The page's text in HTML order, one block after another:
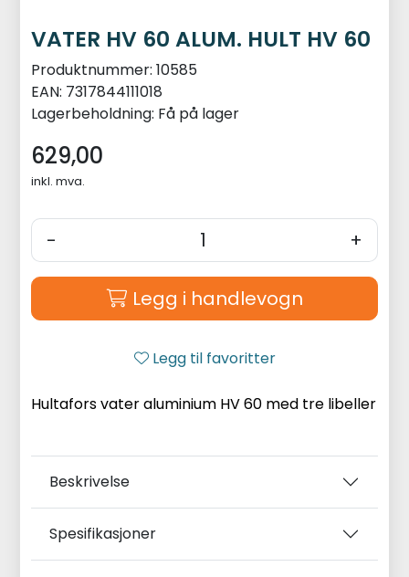
VATER HV 60 ALUM. HULT HV 60
Produktnummer: 10585
EAN: 7317844111018
Lagerbeholdning: Få på lager
629,00
inkl. mva.
- +
Legg i handlevogn
Legg til favoritter
Hultafors vater aluminium HV 60 med tre libeller
Beskrivelse
Spesifikasjoner